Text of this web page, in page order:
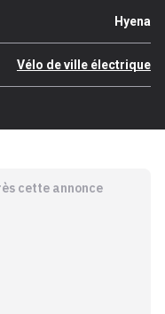
Hyena
Vélo de ville électrique
cette annonce